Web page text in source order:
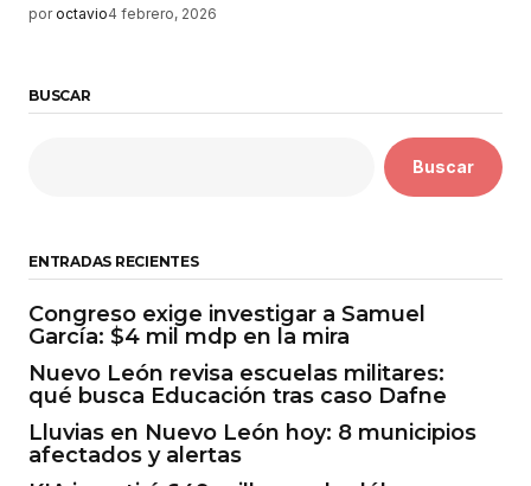
por octavio4 febrero, 2026
BUSCAR
Buscar
ENTRADAS RECIENTES
Congreso exige investigar a Samuel
García: $4 mil mdp en la mira
Nuevo León revisa escuelas militares:
qué busca Educación tras caso Dafne
Lluvias en Nuevo León hoy: 8 municipios
afectados y alertas